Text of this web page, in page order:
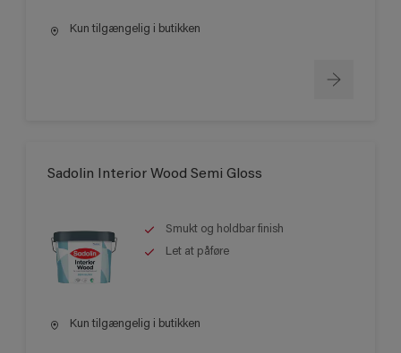
Kun tilgængelig i butikken
Sadolin Interior Wood Semi Gloss
Smukt og holdbar finish
Let at påføre
Kun tilgængelig i butikken